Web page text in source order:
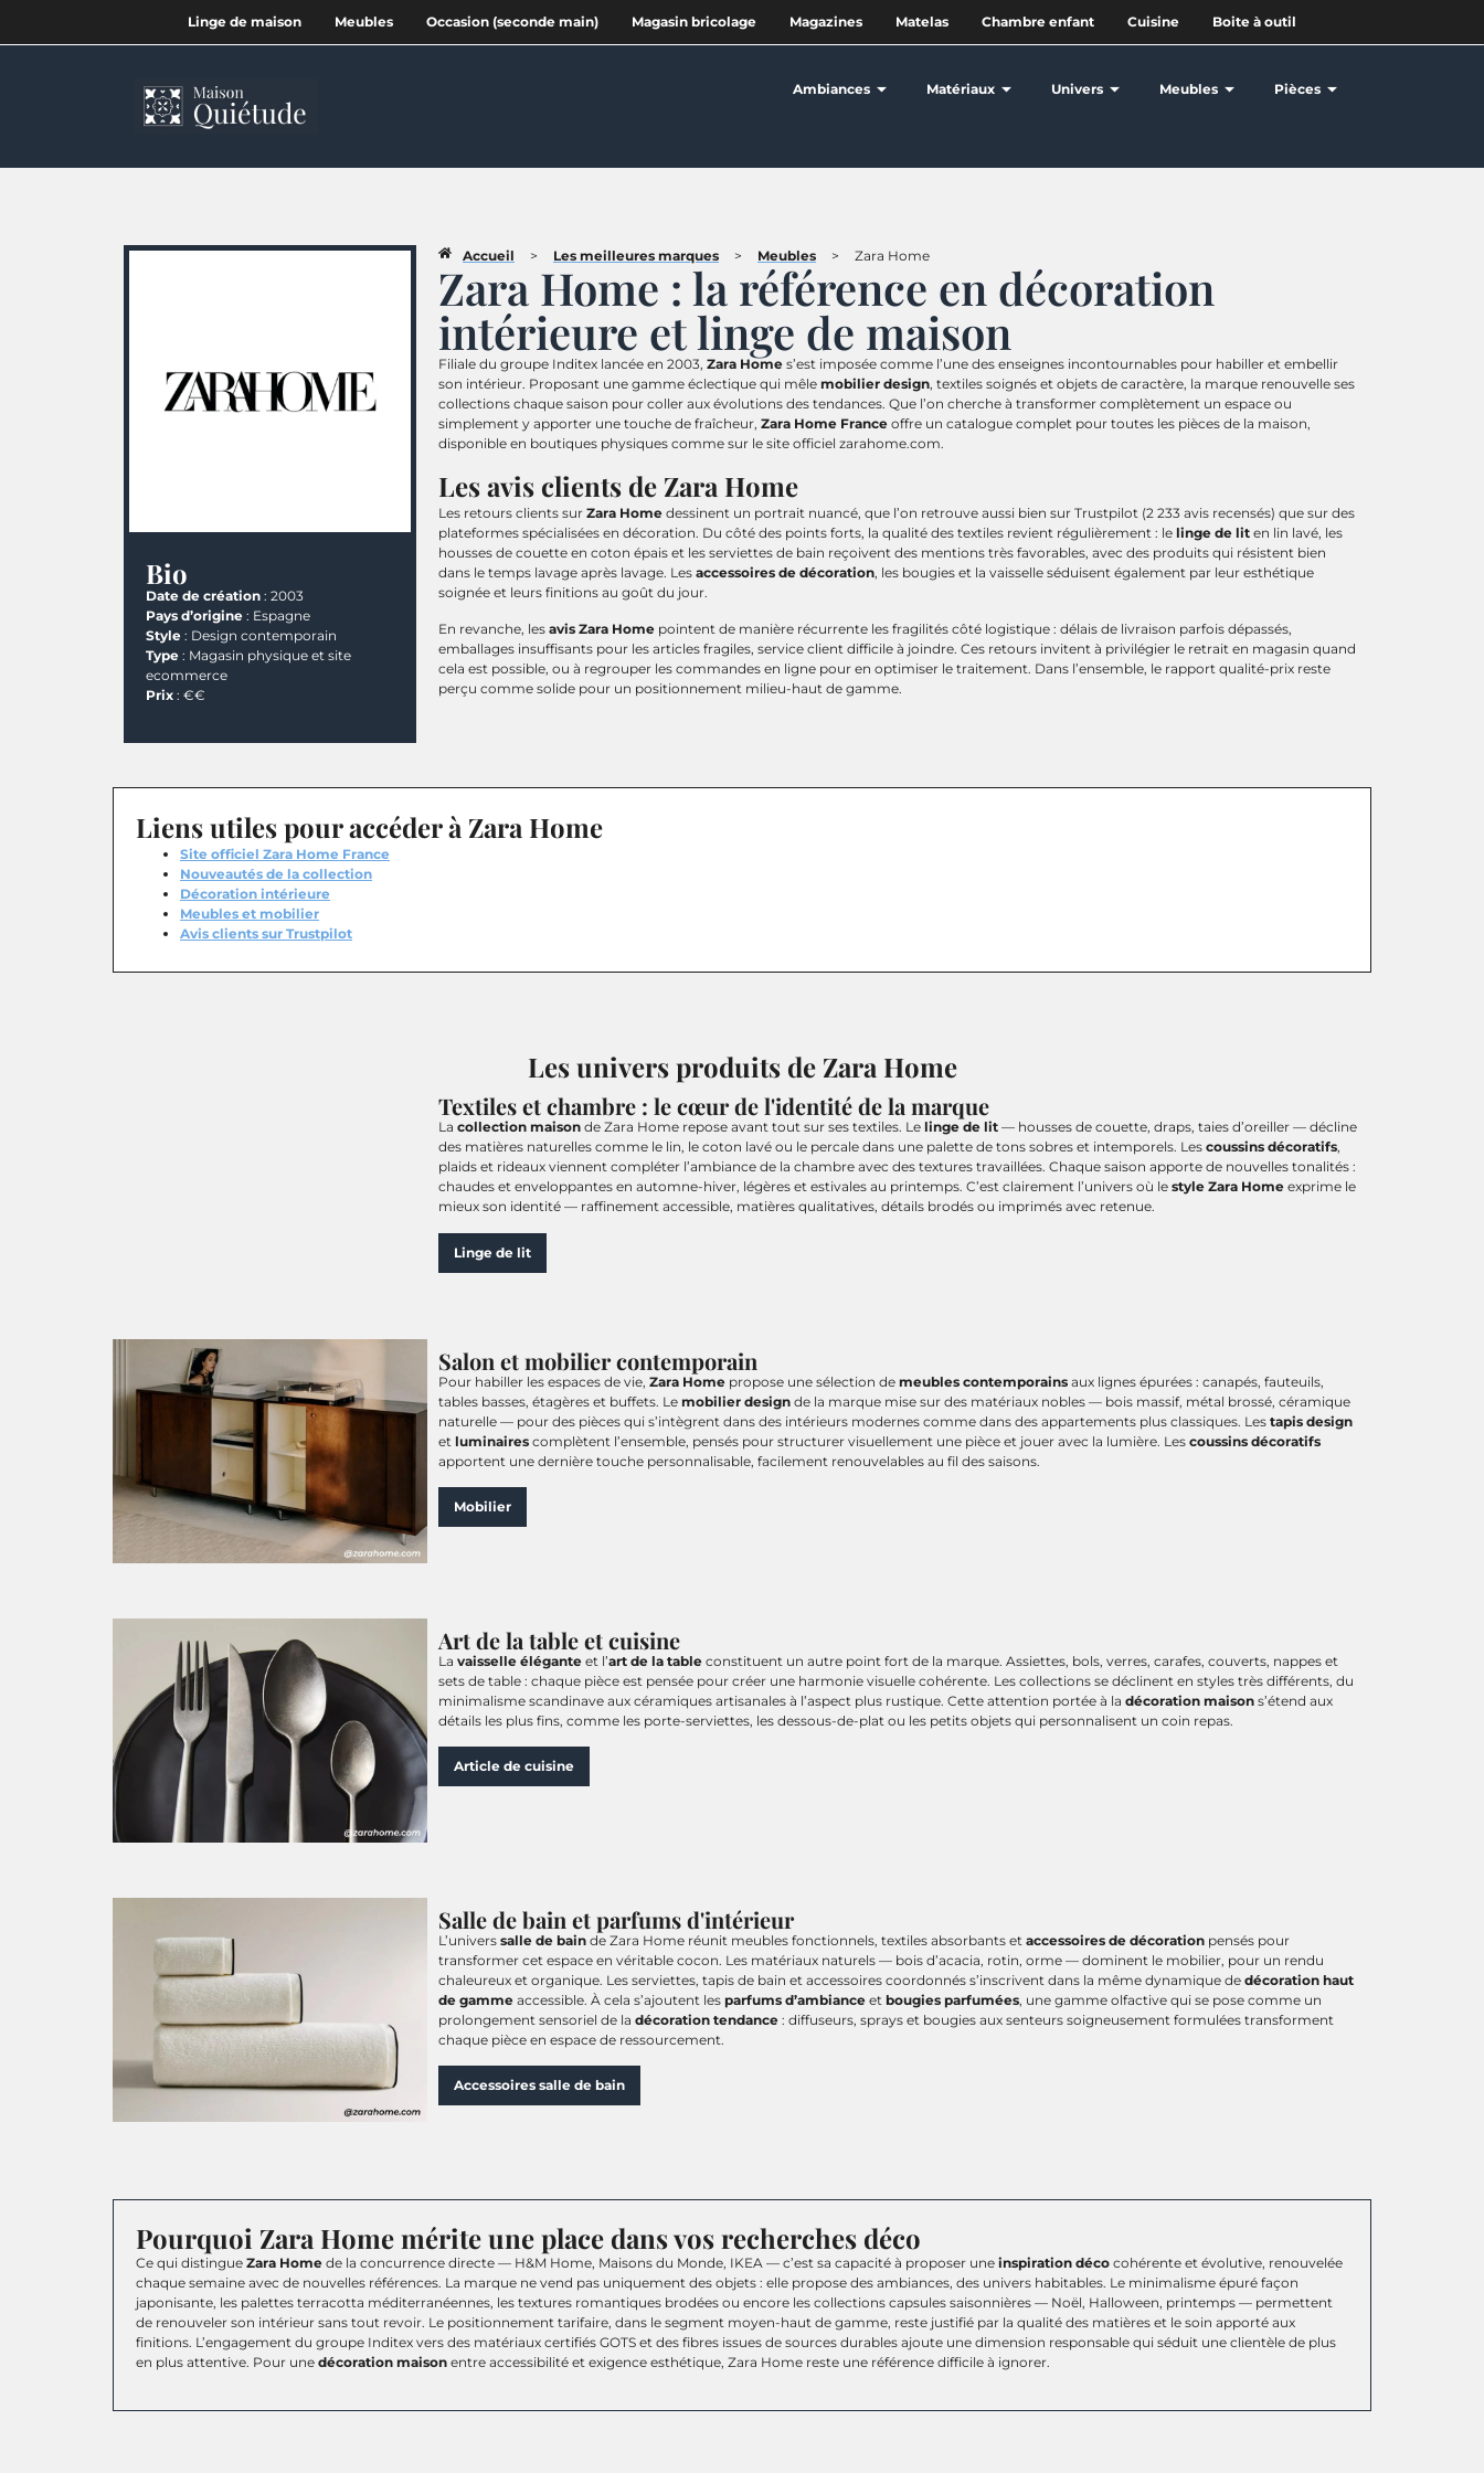
Linge de maison Meubles Occasion (seconde main) Magasin bricolage Magazines Matelas Chambre enfant Cuisine Boite à outil
Ambiances Matériaux Univers Meubles Pièces
Bio
Date de création : 2003
Pays d’origine : Espagne
Style : Design contemporain
Type : Magasin physique et site
ecommerce
Prix : €€
Accueil > Les meilleures marques > Meubles > Zara Home
Zara Home : la référence en décoration
intérieure et linge de maison
Filiale du groupe Inditex lancée en 2003, Zara Home s’est imposée comme l’une des enseignes incontournables pour habiller et embellir
son intérieur. Proposant une gamme éclectique qui mêle mobilier design, textiles soignés et objets de caractère, la marque renouvelle ses
collections chaque saison pour coller aux évolutions des tendances. Que l’on cherche à transformer complètement un espace ou
simplement y apporter une touche de fraîcheur, Zara Home France offre un catalogue complet pour toutes les pièces de la maison,
disponible en boutiques physiques comme sur le site officiel zarahome.com.
Les avis clients de Zara Home
Les retours clients sur Zara Home dessinent un portrait nuancé, que l’on retrouve aussi bien sur Trustpilot (2 233 avis recensés) que sur des
plateformes spécialisées en décoration. Du côté des points forts, la qualité des textiles revient régulièrement : le linge de lit en lin lavé, les
housses de couette en coton épais et les serviettes de bain reçoivent des mentions très favorables, avec des produits qui résistent bien
dans le temps lavage après lavage. Les accessoires de décoration, les bougies et la vaisselle séduisent également par leur esthétique
soignée et leurs finitions au goût du jour.
En revanche, les avis Zara Home pointent de manière récurrente les fragilités côté logistique : délais de livraison parfois dépassés,
emballages insuffisants pour les articles fragiles, service client difficile à joindre. Ces retours invitent à privilégier le retrait en magasin quand
cela est possible, ou à regrouper les commandes en ligne pour en optimiser le traitement. Dans l’ensemble, le rapport qualité-prix reste
perçu comme solide pour un positionnement milieu-haut de gamme.
Liens utiles pour accéder à Zara Home
Site officiel Zara Home France
Nouveautés de la collection
Décoration intérieure
Meubles et mobilier
Avis clients sur Trustpilot
Les univers produits de Zara Home
Textiles et chambre : le cœur de l'identité de la marque
La collection maison de Zara Home repose avant tout sur ses textiles. Le linge de lit — housses de couette, draps, taies d’oreiller — décline
des matières naturelles comme le lin, le coton lavé ou le percale dans une palette de tons sobres et intemporels. Les coussins décoratifs,
plaids et rideaux viennent compléter l’ambiance de la chambre avec des textures travaillées. Chaque saison apporte de nouvelles tonalités :
chaudes et enveloppantes en automne-hiver, légères et estivales au printemps. C’est clairement l’univers où le style Zara Home exprime le
mieux son identité — raffinement accessible, matières qualitatives, détails brodés ou imprimés avec retenue.
Linge de lit
Salon et mobilier contemporain
Pour habiller les espaces de vie, Zara Home propose une sélection de meubles contemporains aux lignes épurées : canapés, fauteuils,
tables basses, étagères et buffets. Le mobilier design de la marque mise sur des matériaux nobles — bois massif, métal brossé, céramique
naturelle — pour des pièces qui s’intègrent dans des intérieurs modernes comme dans des appartements plus classiques. Les tapis design
et luminaires complètent l’ensemble, pensés pour structurer visuellement une pièce et jouer avec la lumière. Les coussins décoratifs
apportent une dernière touche personnalisable, facilement renouvelables au fil des saisons.
Mobilier
Art de la table et cuisine
La vaisselle élégante et l’art de la table constituent un autre point fort de la marque. Assiettes, bols, verres, carafes, couverts, nappes et
sets de table : chaque pièce est pensée pour créer une harmonie visuelle cohérente. Les collections se déclinent en styles très différents, du
minimalisme scandinave aux céramiques artisanales à l’aspect plus rustique. Cette attention portée à la décoration maison s’étend aux
détails les plus fins, comme les porte-serviettes, les dessous-de-plat ou les petits objets qui personnalisent un coin repas.
Article de cuisine
Salle de bain et parfums d'intérieur
L’univers salle de bain de Zara Home réunit meubles fonctionnels, textiles absorbants et accessoires de décoration pensés pour
transformer cet espace en véritable cocon. Les matériaux naturels — bois d’acacia, rotin, orme — dominent le mobilier, pour un rendu
chaleureux et organique. Les serviettes, tapis de bain et accessoires coordonnés s’inscrivent dans la même dynamique de décoration haut
de gamme accessible. À cela s’ajoutent les parfums d’ambiance et bougies parfumées, une gamme olfactive qui se pose comme un
prolongement sensoriel de la décoration tendance : diffuseurs, sprays et bougies aux senteurs soigneusement formulées transforment
chaque pièce en espace de ressourcement.
Accessoires salle de bain
Pourquoi Zara Home mérite une place dans vos recherches déco
Ce qui distingue Zara Home de la concurrence directe — H&M Home, Maisons du Monde, IKEA — c’est sa capacité à proposer une inspiration déco cohérente et évolutive, renouvelée
chaque semaine avec de nouvelles références. La marque ne vend pas uniquement des objets : elle propose des ambiances, des univers habitables. Le minimalisme épuré façon
japonisante, les palettes terracotta méditerranéennes, les textures romantiques brodées ou encore les collections capsules saisonnières — Noël, Halloween, printemps — permettent
de renouveler son intérieur sans tout revoir. Le positionnement tarifaire, dans le segment moyen-haut de gamme, reste justifié par la qualité des matières et le soin apporté aux
finitions. L’engagement du groupe Inditex vers des matériaux certifiés GOTS et des fibres issues de sources durables ajoute une dimension responsable qui séduit une clientèle de plus
en plus attentive. Pour une décoration maison entre accessibilité et exigence esthétique, Zara Home reste une référence difficile à ignorer.